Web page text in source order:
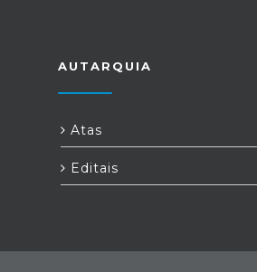
AUTARQUIA
Atas
Editais